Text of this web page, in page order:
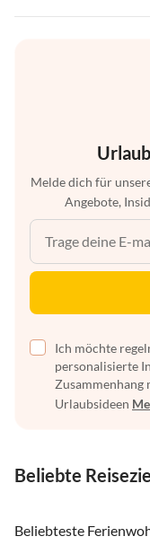
Melde dich für
Angebote,
Ich möchte
personalisierte
Urlaubsideen
Beliebte
Beliebteste